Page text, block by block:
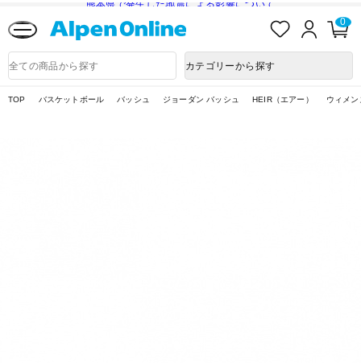
熊本県で発生した地震による影響について
入
ロ
ン
0
品
検
カテゴリーから探す
TOP バスケットボール バッシュ ジョーダン バッシュ HEIR（エアー） ウィメ